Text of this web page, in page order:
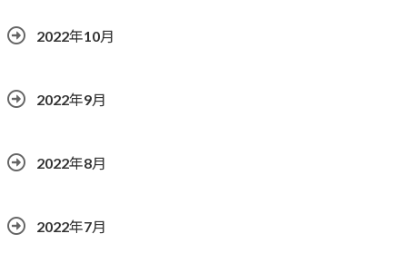
2022年10月
2022年9月
2022年8月
2022年7月